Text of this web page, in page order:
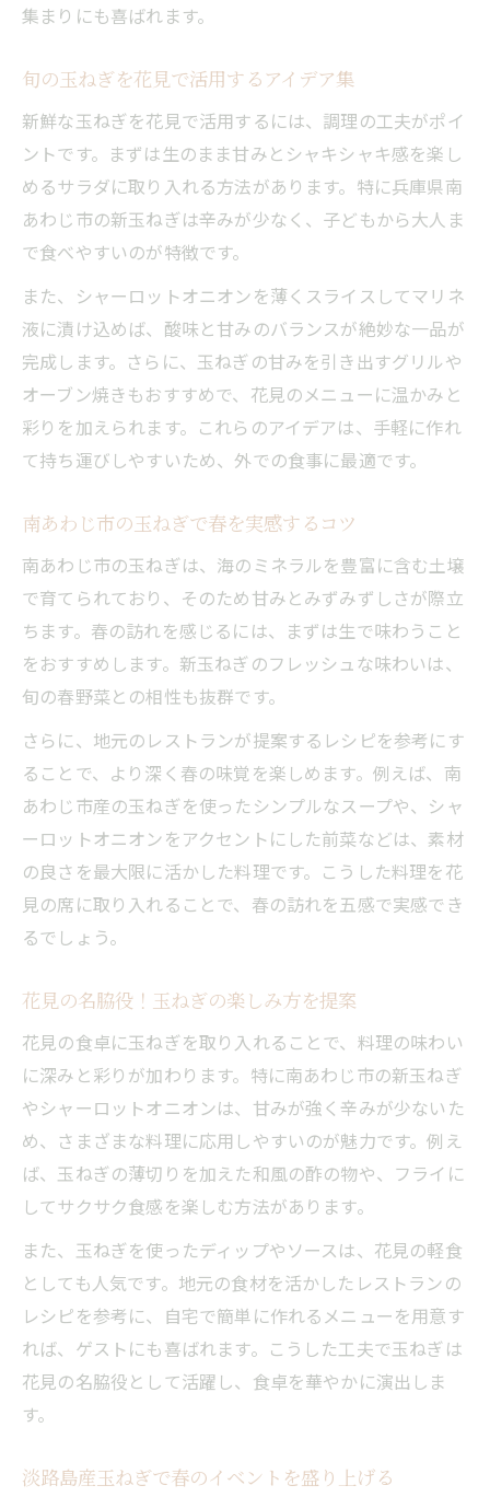
集まりにも喜ばれます。
旬の玉ねぎを花見で活用するアイデア集
新鮮な玉ねぎを花見で活用するには、調理の工夫がポイ
ントです。まずは生のまま甘みとシャキシャキ感を楽し
めるサラダに取り入れる方法があります。特に兵庫県南
あわじ市の新玉ねぎは辛みが少なく、子どもから大人ま
で食べやすいのが特徴です。
また、シャーロットオニオンを薄くスライスしてマリネ
液に漬け込めば、酸味と甘みのバランスが絶妙な一品が
完成します。さらに、玉ねぎの甘みを引き出すグリルや
オーブン焼きもおすすめで、花見のメニューに温かみと
彩りを加えられます。これらのアイデアは、手軽に作れ
て持ち運びしやすいため、外での食事に最適です。
南あわじ市の玉ねぎで春を実感するコツ
南あわじ市の玉ねぎは、海のミネラルを豊富に含む土壌
で育てられており、そのため甘みとみずみずしさが際立
ちます。春の訪れを感じるには、まずは生で味わうこと
をおすすめします。新玉ねぎのフレッシュな味わいは、
旬の春野菜との相性も抜群です。
さらに、地元のレストランが提案するレシピを参考にす
ることで、より深く春の味覚を楽しめます。例えば、南
あわじ市産の玉ねぎを使ったシンプルなスープや、シャ
ーロットオニオンをアクセントにした前菜などは、素材
の良さを最大限に活かした料理です。こうした料理を花
見の席に取り入れることで、春の訪れを五感で実感でき
るでしょう。
花見の名脇役！玉ねぎの楽しみ方を提案
花見の食卓に玉ねぎを取り入れることで、料理の味わい
に深みと彩りが加わります。特に南あわじ市の新玉ねぎ
やシャーロットオニオンは、甘みが強く辛みが少ないた
め、さまざまな料理に応用しやすいのが魅力です。例え
ば、玉ねぎの薄切りを加えた和風の酢の物や、フライに
してサクサク食感を楽しむ方法があります。
また、玉ねぎを使ったディップやソースは、花見の軽食
としても人気です。地元の食材を活かしたレストランの
レシピを参考に、自宅で簡単に作れるメニューを用意す
れば、ゲストにも喜ばれます。こうした工夫で玉ねぎは
花見の名脇役として活躍し、食卓を華やかに演出しま
す。
淡路島産玉ねぎで春のイベントを盛り上げる